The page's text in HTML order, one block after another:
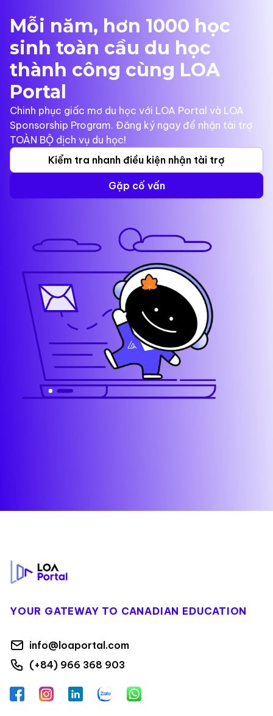
Mỗi năm, hơn 1000 học
sinh toàn cầu du học
thành công cùng LOA
Portal
Chinh phục giấc mơ du học với LOA Portal và LOA
Sponsorship Program. Đăng ký ngay để nhận tài trợ
TOÀN BỘ dịch vụ du học!
Kiểm tra nhanh điều kiện nhận tài trợ
Gặp cố vấn
YOUR GATEWAY TO CANADIAN EDUCATION
info@loaportal.com
(+84) 966 368 903
FacebookInstagramLinkedInZalo WhatsApp